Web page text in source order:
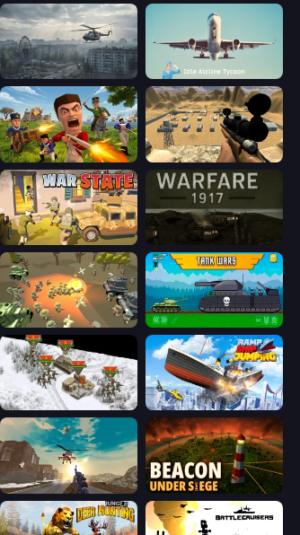
Free Rally: Pripyat Idle Airline Tycoon
Redcoats.io Ghost Sniper
War State IO: Conquer Battles Warfare 1917
WW1 Battle Simulator Tanks 2D: Tank Wars
1941 Frozen Front Ship Ramp Jumping
Grandfather Road Chase: Shooter Beacon Under Siege